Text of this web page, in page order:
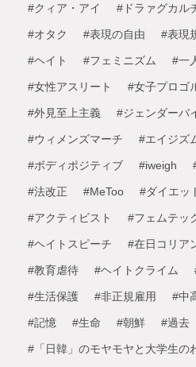
#クィア・アイ #ドラァグカル
#オタク #表現の自由 #表現
#ヘイト #フェミニズム #一
#女性アスリート #女子プロゴ
#外見至上主義 #ジェンダーバ
#ウィメンズマーチ #エイジズ
#ボディポジティブ #iweigh
#法改正 #MeToo #ダイエッ
#アクティビスト #フェムテッ
#ヘイトスピーチ #在日コリア
#教育虐待 #ヘイトクライム
#生活保護 #非正規雇用 #中
#記憶 #生命 #朝鮮 #過去
#「日韓」のモヤモヤと大学生の